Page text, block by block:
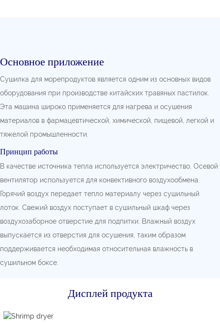
Основное приложение
Сушилка для морепродуктов является одним из основных видов
оборудования при производстве китайских травяных пастилок.
Эта машина широко применяется для нагрева и осушения
материалов в фармацевтической, химической, пищевой, легкой и
тяжелой промышленности.
Принцип работы
В качестве источника тепла используется электричество. Осевой
вентилятор используется для конвективного воздухообмена.
Горячий воздух передает тепло материалу через сушильный
лоток. Свежий воздух поступает в сушильный шкаф через
воздухозаборное отверстие для подпитки. Влажный воздух
выпускается из отверстия для осушения, таким образом
поддерживается необходимая относительная влажность в
сушильном боксе.
Дисплей продукта